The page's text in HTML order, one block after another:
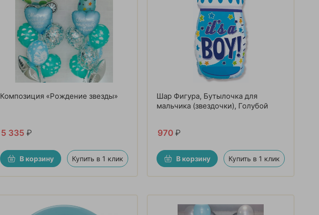
Композиция «Рождение звезды»
5 335 ₽
В корзину Купить в 1 клик
Шар Фигура, Бутылочка для
мальчика (звездочки), Голубой
970 ₽
В корзину Купить в 1 клик